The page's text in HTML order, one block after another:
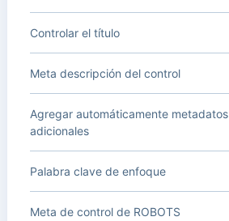
Controlar el título
Meta descripción del control
Agregar automáticamente metadatos
adicionales
Palabra clave de enfoque
Meta de control de ROBOTS